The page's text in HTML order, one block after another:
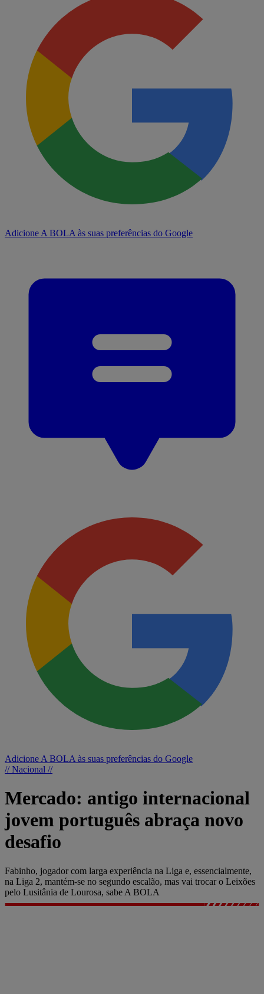
Adicione A BOLA às suas preferências do Google
Adicione A BOLA às suas preferências do Google
// Nacional //
Mercado: antigo internacional
jovem português abraça novo
desafio
Fabinho, jogador com larga experiência na Liga e, essencialmente,
na Liga 2, mantém-se no segundo escalão, mas vai trocar o Leixões
pelo Lusitânia de Lourosa, sabe A BOLA